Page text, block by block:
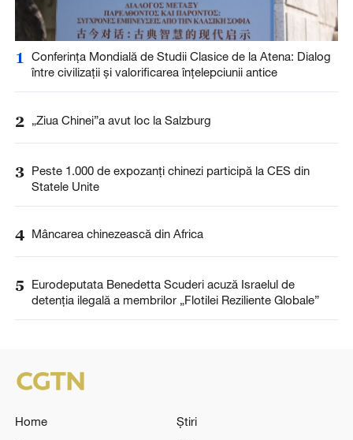
1
Conferința Mondială de Studii Clasice de la Atena: Dialog
între civilizații și valorificarea înțelepciunii antice
2 „Ziua Chinei”a avut loc la Salzburg
3 Peste 1.000 de expozanți chinezi participă la CES din
Statele Unite
4 Mâncarea chinezească din Africa
5
Eurodeputata Benedetta Scuderi acuză Israelul de
detenția ilegală a membrilor „Flotilei Reziliente Globale”
Home
Știri